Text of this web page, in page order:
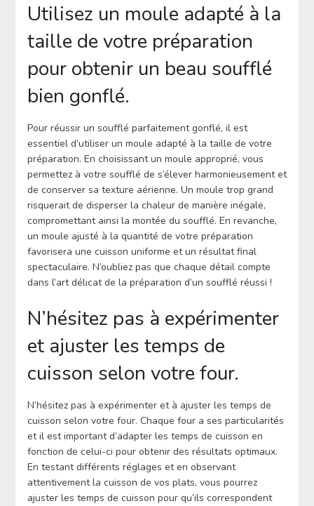
Utilisez un moule adapté à la
taille de votre préparation
pour obtenir un beau soufflé
bien gonflé.
Pour réussir un soufflé parfaitement gonflé, il est
essentiel d’utiliser un moule adapté à la taille de votre
préparation. En choisissant un moule approprié, vous
permettez à votre soufflé de s’élever harmonieusement et
de conserver sa texture aérienne. Un moule trop grand
risquerait de disperser la chaleur de manière inégale,
compromettant ainsi la montée du soufflé. En revanche,
un moule ajusté à la quantité de votre préparation
favorisera une cuisson uniforme et un résultat final
spectaculaire. N’oubliez pas que chaque détail compte
dans l’art délicat de la préparation d’un soufflé réussi !
N’hésitez pas à expérimenter
et ajuster les temps de
cuisson selon votre four.
N’hésitez pas à expérimenter et à ajuster les temps de
cuisson selon votre four. Chaque four a ses particularités
et il est important d’adapter les temps de cuisson en
fonction de celui-ci pour obtenir des résultats optimaux.
En testant différents réglages et en observant
attentivement la cuisson de vos plats, vous pourrez
ajuster les temps de cuisson pour qu’ils correspondent